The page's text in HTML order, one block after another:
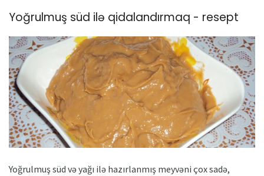
Yoğrulmuş süd ilə qidalandırmaq - resept
Yoğrulmuş süd və yağı ilə hazırlanmış meyvəni çox sadə,